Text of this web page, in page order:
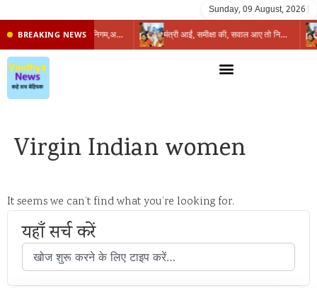
Sunday, 09 August, 2026
BREAKING NEWS प्रभारी मंत्री के निशाने पर नगर निगम,अफसरों को 10 दिन का अल्टीमेटम,नहीं होगी कार्रवाई, महापौर-आयुक्त के बीच सौहार्दहीनता पर मंत्री ने उठाए सवाल मंत्री आईं, समीक्षा की, सवाल आए तो निकल गईं – खाली जयंत चौंकीं पर नहीं दिया जवाब
Virgin Indian women
It seems we can’t find what you’re looking for.
यहाँ सर्च करें